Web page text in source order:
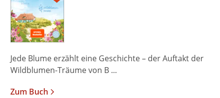
Jede Blume erzählt eine Geschichte – der Auftakt der
Wildblumen-Träume von B ...
Zum Buch